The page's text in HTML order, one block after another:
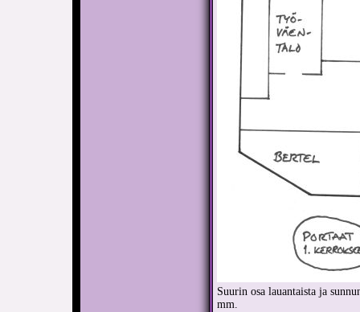
Suurin osa lauantaista ja
mm.